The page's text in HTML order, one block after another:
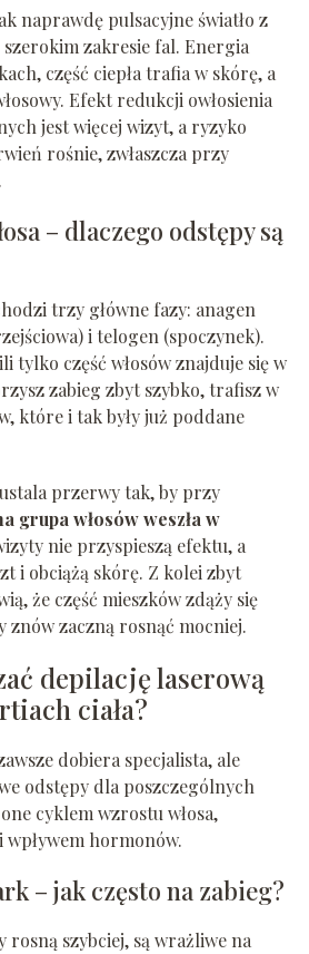
naprawdę pulsacyjne światło z
zakresie fal. Energia
część ciepła trafia w skórę, a
Efekt redukcji owłosienia
jest więcej wizyt, a ryzyko
rośnie, zwłaszcza przy
– dlaczego odstępy są
trzy główne fazy: anagen
i telogen (spoczynek).
tylko część włosów znajduje się w
zabieg zbyt szybko, trafisz w
które i tak były już poddane
przerwy tak, by przy
grupa włosów weszła w
nie przyspieszą efektu, a
i obciążą skórę. Z kolei zbyt
że część mieszków zdąży się
znów zaczną rosnąć mocniej.
depilację laserową
ciała?
dobiera specjalista, ale
odstępy dla poszczególnych
cyklem wzrostu włosa,
wpływem hormonów.
– jak często na zabieg?
rosną szybciej, są wrażliwe na